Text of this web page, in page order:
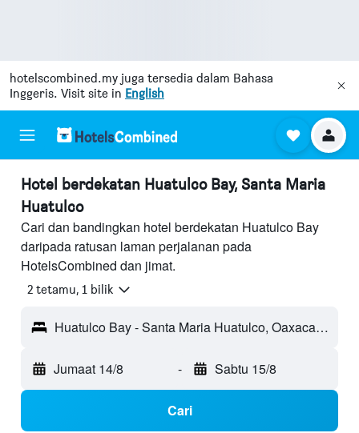
hotelscombined.my juga tersedia dalam Bahasa
Inggeris. Visit site in English
Hotel berdekatan Huatulco Bay, Santa Maria
Huatulco
Cari dan bandingkan hotel berdekatan Huatulco Bay
daripada ratusan laman perjalanan pada
HotelsCombined dan jimat.
2 tetamu, 1 bilik
Huatulco Bay - Santa Maria Huatulco, Oaxaca, Mexico
Jumaat 14/8 - Sabtu 15/8
Cari